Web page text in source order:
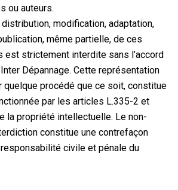
ou auteurs.
modification, adaptation,
même partielle, de ces
strictement interdite sans l’accord
Dépannage. Cette représentation
quelque procédé que ce soit, constitue
par les articles L.335-2 et
la propriété intellectuelle. Le non-
constitue une contrefaçon
civile et pénale du